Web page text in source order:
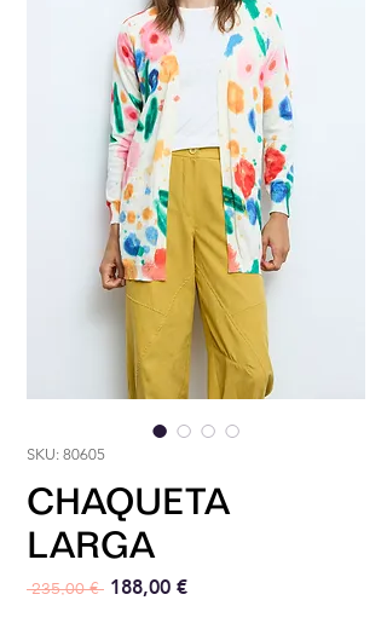
SKU: 80605
CHAQUETA
LARGA
235,00 € Precio
188,00 €Precio de oferta